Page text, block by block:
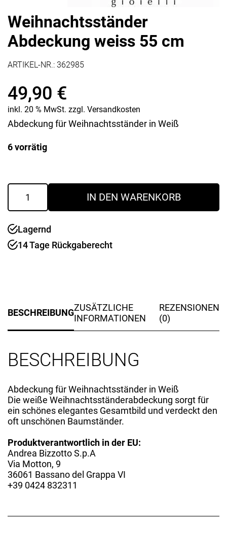
Weihnachtsständer
Abdeckung weiss 55 cm
ARTIKEL-NR.: 362985
49,90 €
inkl. 20 % MwSt. zzgl. Versandkosten
Abdeckung für Weihnachtsständer in Weiß
6 vorrätig
Weihnachtsständer
Abdeckung
weiss
cm
Menge
IN DEN WARENKORB
Lagernd
14 Tage Rückgaberecht
BESCHREIBUNGZUSÄTZLICHE
INFORMATIONEN
REZENSIONEN
(0)
BESCHREIBUNG
Abdeckung für Weihnachtsständer in Weiß
Die weiße Weihnachtsständerabdeckung sorgt für
ein schönes elegantes Gesamtbild und verdeckt den
oft unschönen Baumständer.
Produktverantwortlich in der EU:
Andrea Bizzotto S.p.A
Via Motton, 9
36061 Bassano del Grappa VI
+39 0424 832311